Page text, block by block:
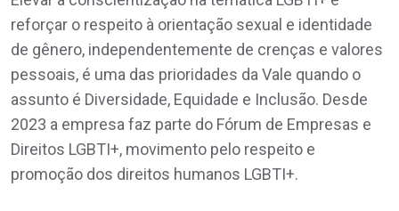
reforçar o respeito à orientação sexual e identidade
de gênero, independentemente de crenças e valores
pessoais, é uma das prioridades da Vale quando o
assunto é Diversidade, Equidade e Inclusão. Desde
2023 a empresa faz parte do Fórum de Empresas e
Direitos LGBTI+, movimento pelo respeito e
promoção dos direitos humanos LGBTI+.